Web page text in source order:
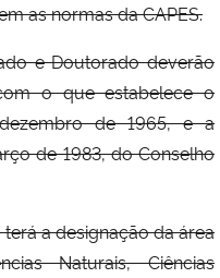
as normas da CAPES.
e Doutorado deverão
o que estabelece o
de 1965, e a
de 1983, do Conselho
a designação da área
Naturais, Ciências